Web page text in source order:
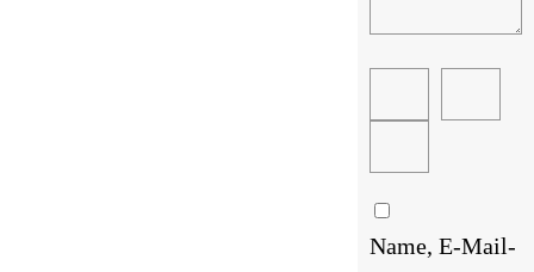
Name, E-Mail-